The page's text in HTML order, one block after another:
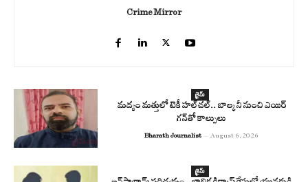
Crime Mirror
క్రైమ్
మద్యం మత్తులో టెకీ హల్‌చల్.. బాల్కనీ నుంచి ఎయిర్
గన్‌తో కాల్పులు
Bharath Journalist - August 6, 2026
క్రైమ్